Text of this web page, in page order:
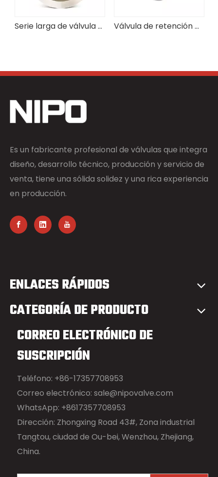
Serie larga de válvula de retención oscilante de disco único tipo wafer (cuerpo de fundición) Válvula de retención oscilante de disco único tipo sándwich con tres juntas tóricas (cuerpo forjado)
Es un fabricante profesional de válvulas que integra
diseño, desarrollo técnico, producción y servicio de
venta, tiene una sólida solidez y una rica experiencia
en producción.
ENLACES RÁPIDOS
CATEGORÍA DE PRODUCTO
CORREO ELECTRÓNICO DE
SUSCRIPCIÓN
Teléfono: +86-17357708953
Correo electrónico: sale@nipovalve.com
WhatsApp: +8617357708953
Dirección: Zhongxing Road 43#, Zona industrial
Tangtou, ciudad de Ou-bei, Wenzhou, Zhejiang,
China.